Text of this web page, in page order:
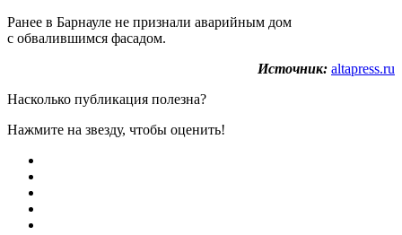
Ранее в Барнауле не признали аварийным дом
с обвалившимся фасадом.
Источник: altapress.ru
Насколько публикация полезна?
Нажмите на звезду, чтобы оценить!